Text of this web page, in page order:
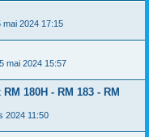
mai 2024 17:15
mai 2024 15:57
180H - RM 183 - RM
2024 11:50